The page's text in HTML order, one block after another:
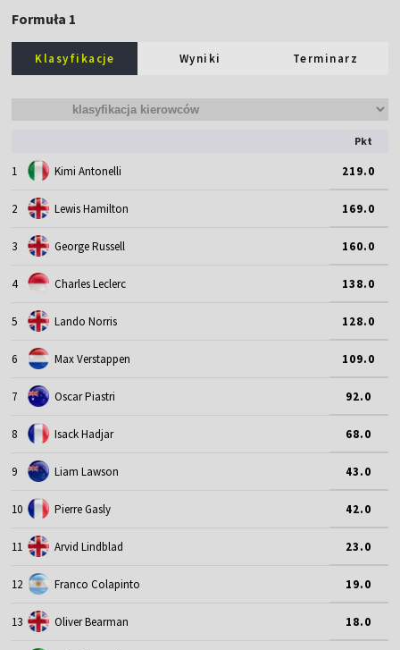
Formuła 1
Klasyfikacje Wyniki Terminarz
Pkt
1 Kimi Antonelli 219.0
2 Lewis Hamilton 169.0
3 George Russell 160.0
4 Charles Leclerc 138.0
5 Lando Norris 128.0
6 Max Verstappen 109.0
7 Oscar Piastri 92.0
8 Isack Hadjar 68.0
9 Liam Lawson 43.0
10 Pierre Gasly 42.0
11 Arvid Lindblad 23.0
12 Franco Colapinto 19.0
13 Oliver Bearman 18.0